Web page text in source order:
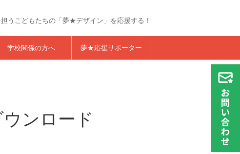
くざプロジェクト
うこどもたちの「夢★デザイン」を応援する！
学校関係の方へ 夢★応援サポーター
ンロード